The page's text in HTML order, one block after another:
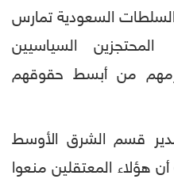
السعودية تمارس
السياسيين
من أبسط حقوقهم
قسم الشرق الأوسط
هؤلاء المعتقلين منعوا